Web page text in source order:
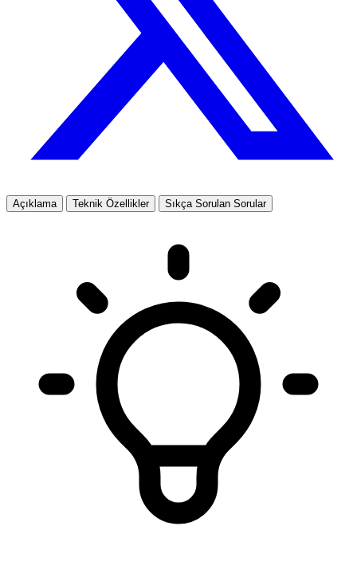
Açıklama Teknik Özellikler Sıkça Sorulan Sorular